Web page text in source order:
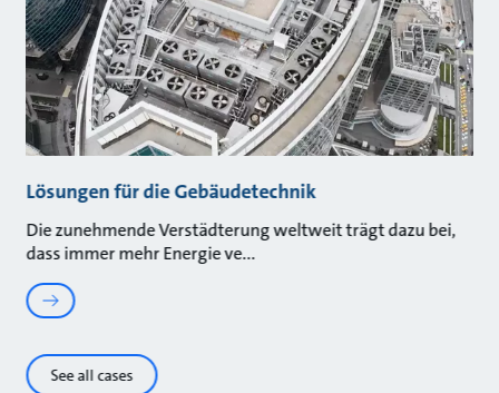
Lösungen für die Gebäudetechnik
Die zunehmende Verstädterung weltweit trägt dazu bei,
dass immer mehr Energie ve
See all cases